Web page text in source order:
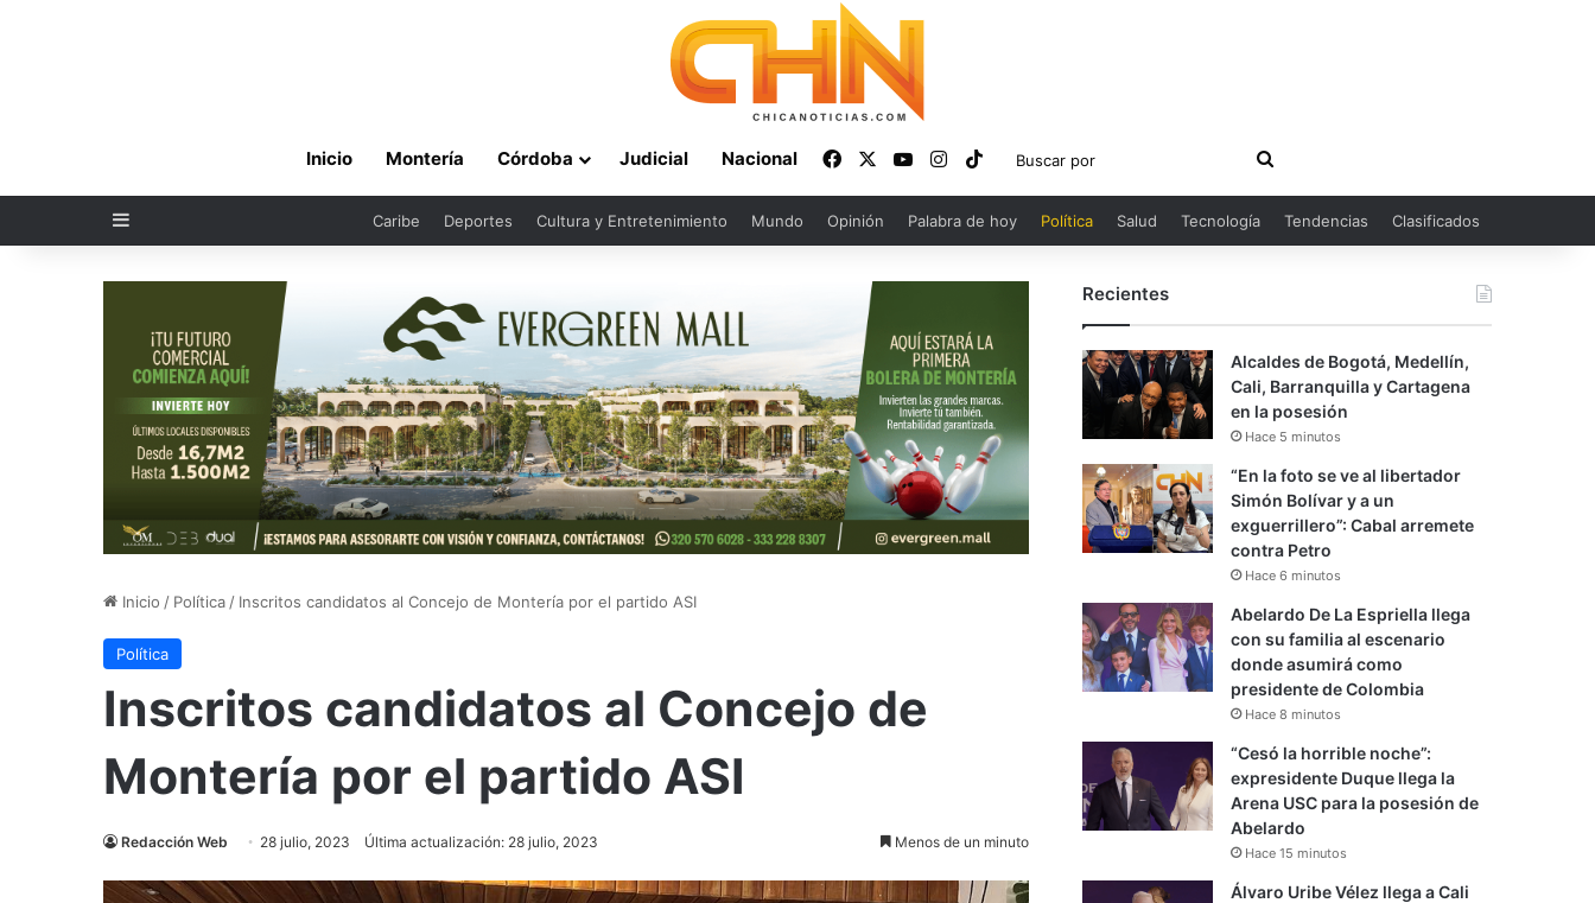
Inicio Montería Córdoba Judicial Nacional FacebookYouTubeInstagram
TikTok
Buscar
por
Sidebar Caribe Deportes Cultura y Entretenimiento Mundo Opinión Palabra de hoy Política Salud Tecnología Tendencias Clasificados
Inicio / Política / Inscritos candidatos al Concejo de Montería por el partido ASI
Política
Inscritos candidatos al Concejo de
Montería por el partido ASI
Redacción Web 28 julio, 2023 Última actualización: 28 julio, 2023 Menos de un minuto
Recientes
Alcaldes de Bogotá, Medellín,
Cali, Barranquilla y Cartagena
en la posesión
Hace 5 minutos
“En la foto se ve al libertador
Simón Bolívar y a un
exguerrillero”: Cabal arremete
contra Petro
Hace 6 minutos
Abelardo De La Espriella llega
con su familia al escenario
donde asumirá como
presidente de Colombia
Hace 8 minutos
“Cesó la horrible noche”:
expresidente Duque llega la
Arena USC para la posesión de
Abelardo
Hace 15 minutos
Álvaro Uribe Vélez llega a Cali